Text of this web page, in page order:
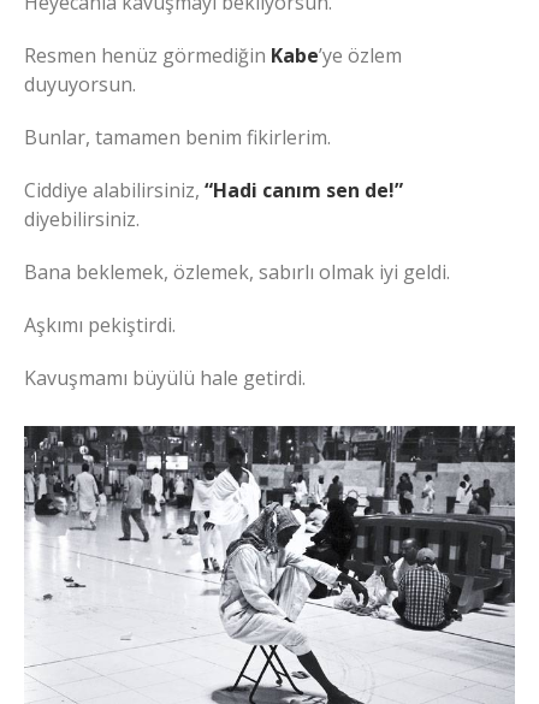
Resmen henüz görmediğin Kabe’ye özlem
duyuyorsun.
Bunlar, tamamen benim fikirlerim.
Ciddiye alabilirsiniz, “Hadi canım sen de!”
diyebilirsiniz.
Bana beklemek, özlemek, sabırlı olmak iyi geldi.
Aşkımı pekiştirdi.
Kavuşmamı büyülü hale getirdi.